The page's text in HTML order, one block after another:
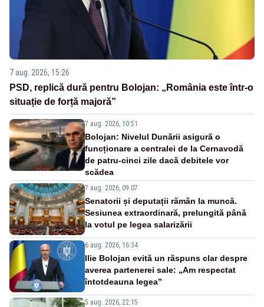
7 aug. 2026, 15:26
PSD, replică dură pentru Bolojan: „România este într-o
situație de forță majoră”
7 aug. 2026, 10:51
Bolojan: Nivelul Dunării asigură o
funcționare a centralei de la Cernavodă
de patru-cinci zile dacă debitele vor
scădea
7 aug. 2026, 09:07
Senatorii și deputații rămân la muncă.
Sesiunea extraordinară, prelungită până
la votul pe legea salarizării
6 aug. 2026, 16:34
Ilie Bolojan evită un răspuns clar despre
averea partenerei sale: „Am respectat
întotdeauna legea”
5 aug. 2026, 22:15